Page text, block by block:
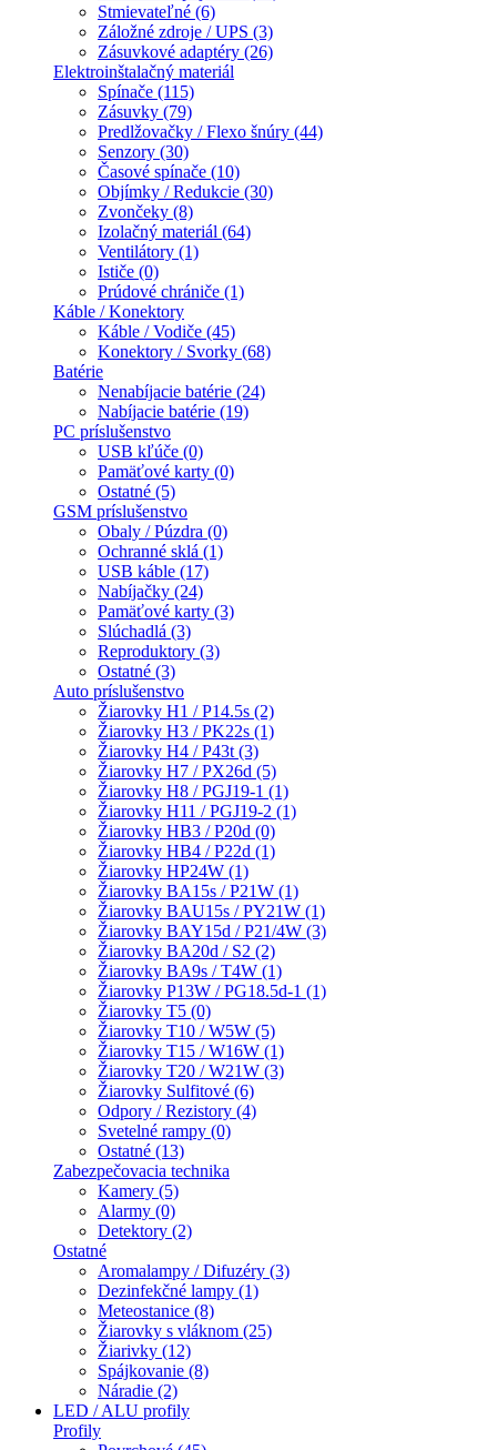
Stmievateľné (6)
Záložné zdroje / UPS (3)
Zásuvkové adaptéry (26)
Elektroinštalačný materiál
Spínače (115)
Zásuvky (79)
Predlžovačky / Flexo šnúry (44)
Senzory (30)
Časové spínače (10)
Objímky / Redukcie (30)
Zvončeky (8)
Izolačný materiál (64)
Ventilátory (1)
Ističe (0)
Prúdové chrániče (1)
Káble / Konektory
Káble / Vodiče (45)
Konektory / Svorky (68)
Batérie
Nenabíjacie batérie (24)
Nabíjacie batérie (19)
PC príslušenstvo
USB kľúče (0)
Pamäťové karty (0)
Ostatné (5)
GSM príslušenstvo
Obaly / Púzdra (0)
Ochranné sklá (1)
USB káble (17)
Nabíjačky (24)
Pamäťové karty (3)
Slúchadlá (3)
Reproduktory (3)
Ostatné (3)
Auto príslušenstvo
Žiarovky H1 / P14.5s (2)
Žiarovky H3 / PK22s (1)
Žiarovky H4 / P43t (3)
Žiarovky H7 / PX26d (5)
Žiarovky H8 / PGJ19-1 (1)
Žiarovky H11 / PGJ19-2 (1)
Žiarovky HB3 / P20d (0)
Žiarovky HB4 / P22d (1)
Žiarovky HP24W (1)
Žiarovky BA15s / P21W (1)
Žiarovky BAU15s / PY21W (1)
Žiarovky BAY15d / P21/4W (3)
Žiarovky BA20d / S2 (2)
Žiarovky BA9s / T4W (1)
Žiarovky P13W / PG18.5d-1 (1)
Žiarovky T5 (0)
Žiarovky T10 / W5W (5)
Žiarovky T15 / W16W (1)
Žiarovky T20 / W21W (3)
Žiarovky Sulfitové (6)
Odpory / Rezistory (4)
Svetelné rampy (0)
Ostatné (13)
Zabezpečovacia technika
Kamery (5)
Alarmy (0)
Detektory (2)
Ostatné
Aromalampy / Difuzéry (3)
Dezinfekčné lampy (1)
Meteostanice (8)
Žiarovky s vláknom (25)
Žiarivky (12)
Spájkovanie (8)
Náradie (2)
LED / ALU profily
Profily